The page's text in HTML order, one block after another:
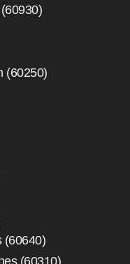
(60250)
(60640)
(60310)